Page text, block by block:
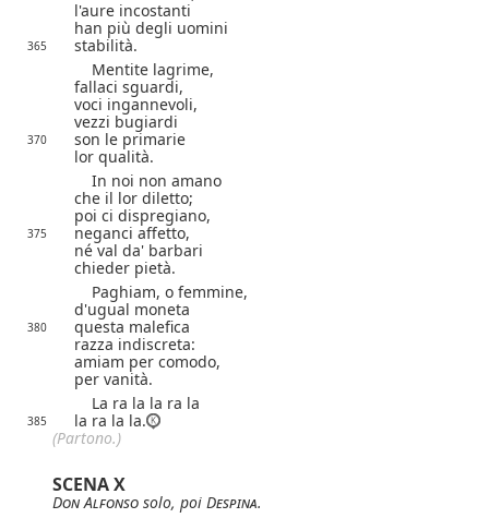
l'aure incostanti
han più degli uomini
365
stabilità.
Mentite lagrime,
fallaci sguardi,
voci ingannevoli,
vezzi bugiardi
370
son le primarie
lor qualità.
In noi non amano
che il lor diletto;
poi ci dispregiano,
375
neganci affetto,
né val da' barbari
chieder pietà.
Paghiam, o femmine,
d'ugual moneta
380
questa malefica
razza indiscreta:
amiam per comodo,
per vanità.
La ra la la ra la
385
la ra la la.
(Partono.)
SCENA X
Don Alfonso solo, poi Despina.